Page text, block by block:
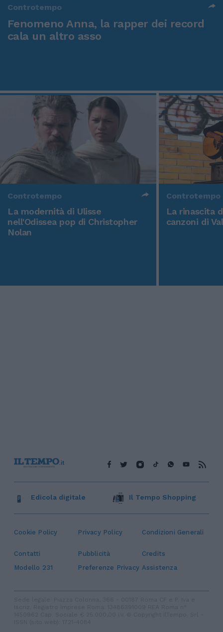
Controtempo
Fenomeno Anna, la rapper dei record
cala un altro asso
Controtempo
La modernità di Ulisse
nell'Odissea pop di Christopher
Nolan
Controtempo
La rinascita
canzoni di
Cookie Policy Privacy Policy Condizioni Generali
Contatti Pubblicità
Credits
Modello 231
Preferenze Privacy Assistenza
Edicola digitale Il Tempo Shopping